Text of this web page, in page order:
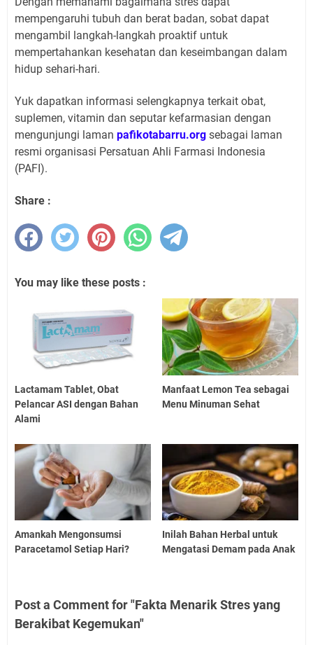
mempengaruhi tubuh dan berat badan, sobat dapat
mengambil langkah-langkah proaktif untuk
mempertahankan kesehatan dan keseimbangan dalam
hidup sehari-hari.
Yuk dapatkan informasi selengkapnya terkait obat,
suplemen, vitamin dan seputar kefarmasian dengan
mengunjungi laman pafikotabarru.org sebagai laman
resmi organisasi Persatuan Ahli Farmasi Indonesia
(PAFI).
Share :
You may like these posts :
Lactamam Tablet, Obat
Pelancar ASI dengan Bahan
Alami
Manfaat Lemon Tea sebagai
Menu Minuman Sehat
Amankah Mengonsumsi
Paracetamol Setiap Hari?
Inilah Bahan Herbal untuk
Mengatasi Demam pada Anak
Post a Comment for "Fakta Menarik Stres yang
Berakibat Kegemukan"